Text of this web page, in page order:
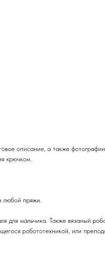
описание, а также
крючком.
пряжи.
для мальчика. Также вязаный
робототехникой, или